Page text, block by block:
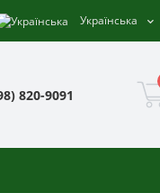
Українська
820-9091